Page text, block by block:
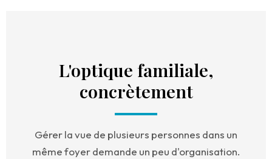
L'optique familiale,
concrètement
Gérer la vue de plusieurs personnes dans un
même foyer demande un peu d'organisation.